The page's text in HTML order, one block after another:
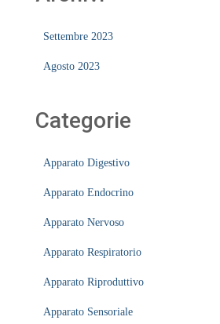
Settembre 2023
Agosto 2023
Categorie
Apparato Digestivo
Apparato Endocrino
Apparato Nervoso
Apparato Respiratorio
Apparato Riproduttivo
Apparato Sensoriale